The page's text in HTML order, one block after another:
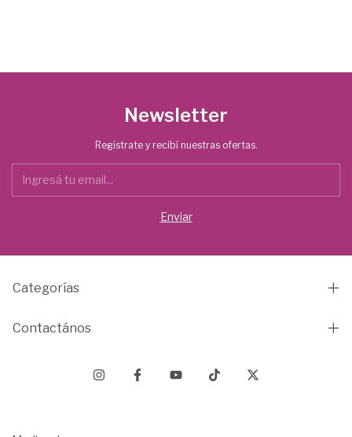
Newsletter
Registrate y recibí nuestras ofertas.
Categorías
Contactános